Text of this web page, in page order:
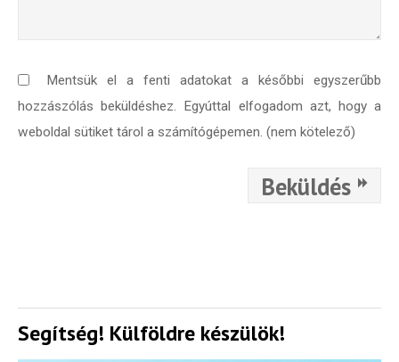
Külföldre
Kaland -
Mentsük el a fenti adatokat a későbbi egyszerűbb
hozzászólás beküldéshez. Egyúttal elfogadom azt, hogy a
weboldal sütiket tárol a számítógépemen. (nem kötelező)
Beküldés
Segítség! Külföldre készülök!